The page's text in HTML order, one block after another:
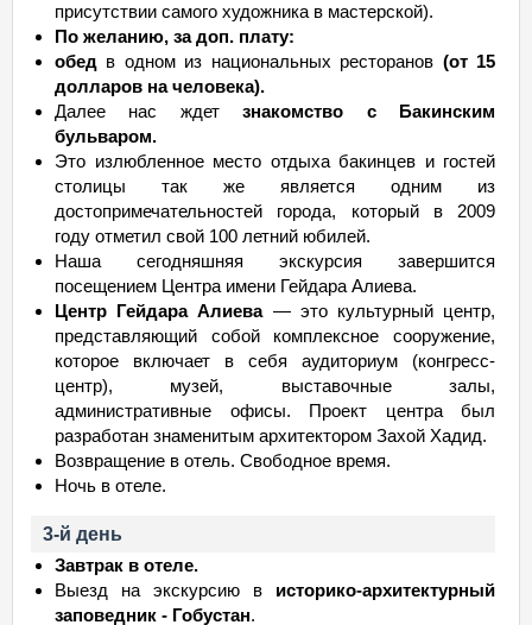
присутствии самого художника в мастерской).
По желанию, за доп. плату:
обед в одном из национальных ресторанов (от 15
долларов на человека).
Далее нас ждетзнакомство с Бакинским
бульваром.
Это излюбленное место отдыха бакинцев и гостей
столицы так же является одним из
достопримечательностей города, который в 2009
году отметил свой 100 летний юбилей.
Наша сегодняшняя экскурсия завершится
посещением Центра имени Гейдара Алиева.
Центр Гейдара Алиева— это культурный центр,
представляющий собой комплексное сооружение,
которое включает в себя аудиториум (конгресс-
центр), музей, выставочные залы,
административные офисы. Проект центра был
разработан знаменитым архитектором Захой Хадид.
Возвращение в отель. Свободное время.
Ночь в отеле.
3-й день
Завтрак в отеле.
Выезд на экскурсию в историко-архитектурный
заповедник - Гобустан.